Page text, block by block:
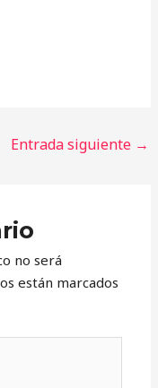
Entrada siguiente →
no será
están marcados